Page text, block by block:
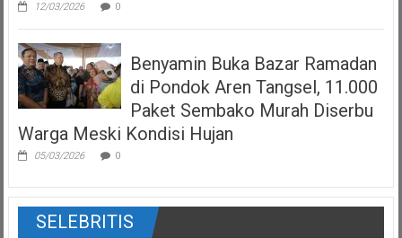
12/03/2026 0
Benyamin Buka Bazar Ramadan
di Pondok Aren Tangsel, 11.000
Paket Sembako Murah Diserbu
Warga Meski Kondisi Hujan
05/03/2026 0
SELEBRITIS